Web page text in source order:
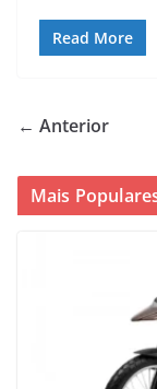
Read More
← Anterior
Mais